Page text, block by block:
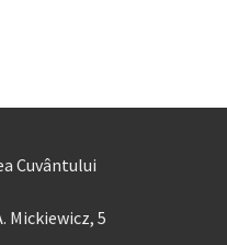
Cuvântului
Mickiewicz, 5